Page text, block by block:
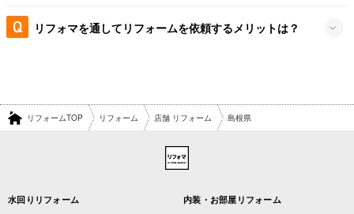
リフォマを通してリフォームを依頼するメリットは？
リフォームTOP リフォーム 店舗 リフォーム 島根県
水回りリフォーム 内装・お部屋リフォーム